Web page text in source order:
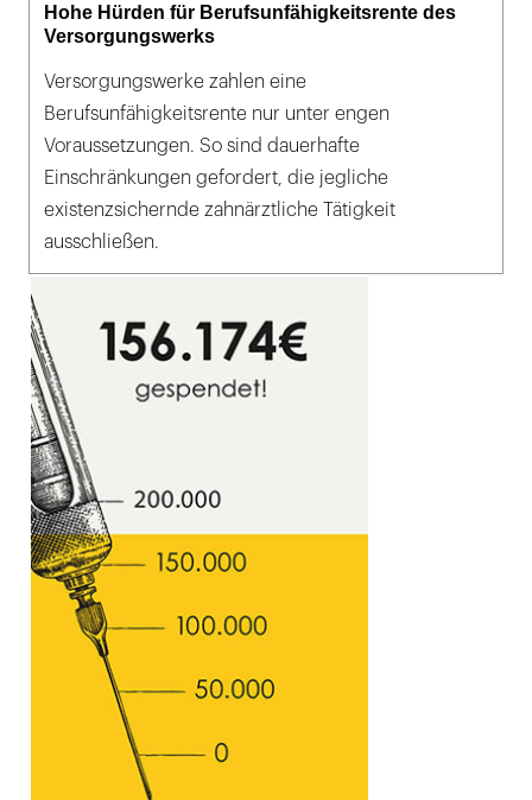
Hohe Hürden für Berufsunfähigkeitsrente des
Versorgungswerks
Versorgungswerke zahlen eine
Berufsunfähigkeitsrente nur unter engen
Voraussetzungen. So sind dauerhafte
Einschränkungen gefordert, die jegliche
existenzsichernde zahnärztliche Tätigkeit
ausschließen.